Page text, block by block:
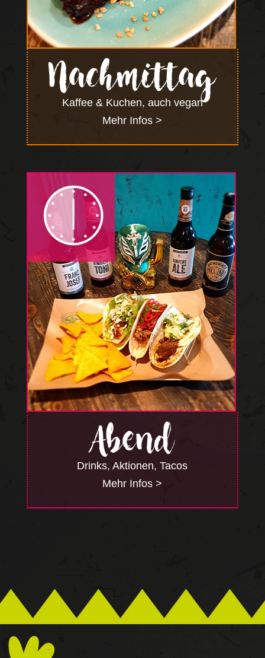
Nachmittag
Kaffee & Kuchen, auch vegan
Mehr Infos >
Abend
Drinks, Aktionen, Tacos
Mehr Infos >